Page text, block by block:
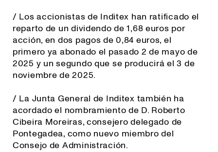
/ Los accionistas de Inditex han ratificado el
reparto de un dividendo de 1,68 euros por
acción, en dos pagos de 0,84 euros, el
primero ya abonado el pasado 2 de mayo de
2025 y un segundo que se producirá el 3 de
noviembre de 2025.
/ La Junta General de Inditex también ha
acordado el nombramiento de D. Roberto
Cibeira Moreiras, consejero delegado de
Pontegadea, como nuevo miembro del
Consejo de Administración.